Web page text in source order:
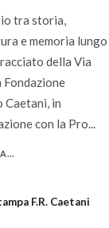
tra storia,
e memoria lungo
della Via
Fondazione
Caetani, in
con la Pro...
F.R. Caetani